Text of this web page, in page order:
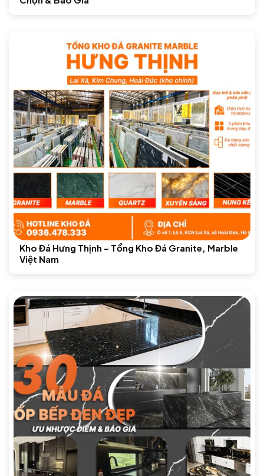
Kho Đá Hưng Thịnh – Tổng Kho Đá Granite, Marble
Việt Nam